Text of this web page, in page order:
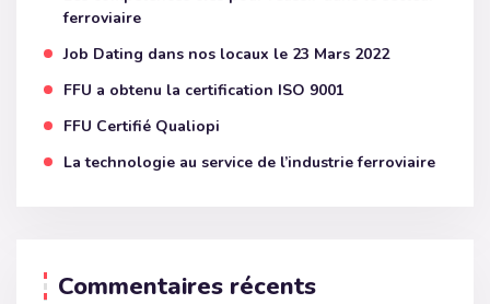
ferroviaire
Job Dating dans nos locaux le 23 Mars 2022
FFU a obtenu la certification ISO 9001
FFU Certifié Qualiopi
La technologie au service de l’industrie ferroviaire
Commentaires récents